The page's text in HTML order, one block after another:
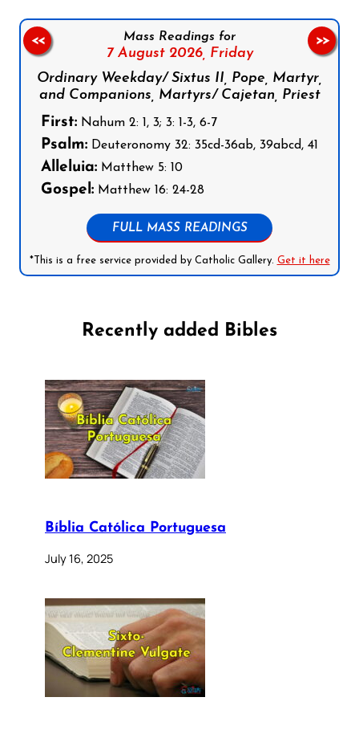
Mass Readings for
7 August 2026, Friday
Ordinary Weekday/ Sixtus II, Pope, Martyr,
and Companions, Martyrs/ Cajetan, Priest
First: Nahum 2: 1, 3; 3: 1-3, 6-7
Psalm: Deuteronomy 32: 35cd-36ab, 39abcd, 41
Alleluia: Matthew 5: 10
Gospel: Matthew 16: 24-28
FULL MASS READINGS
*This is a free service provided by Catholic Gallery. Get it here
<< >>
Recently added Bibles
Bíblia Católica Portuguesa
July 16, 2025